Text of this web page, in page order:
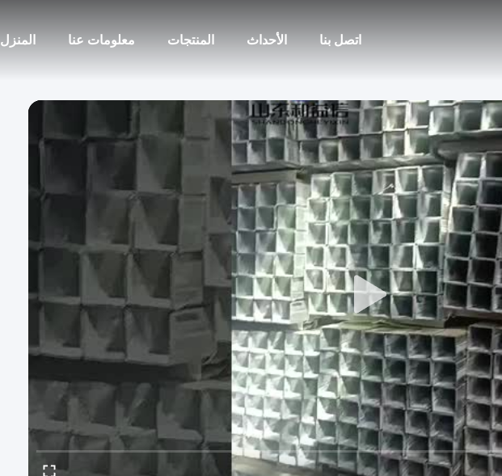
المنزل معلومات عنا المنتجات الأحداث اتصل بنا